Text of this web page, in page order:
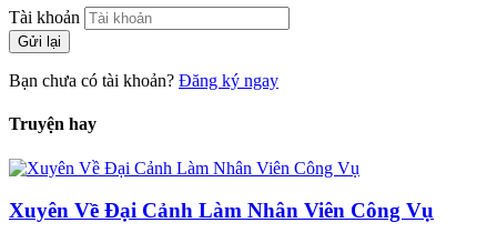
Tài khoản
Gửi lại
Bạn chưa có tài khoản? Đăng ký ngay
Truyện hay
Xuyên Về Đại Cảnh Làm Nhân Viên Công Vụ